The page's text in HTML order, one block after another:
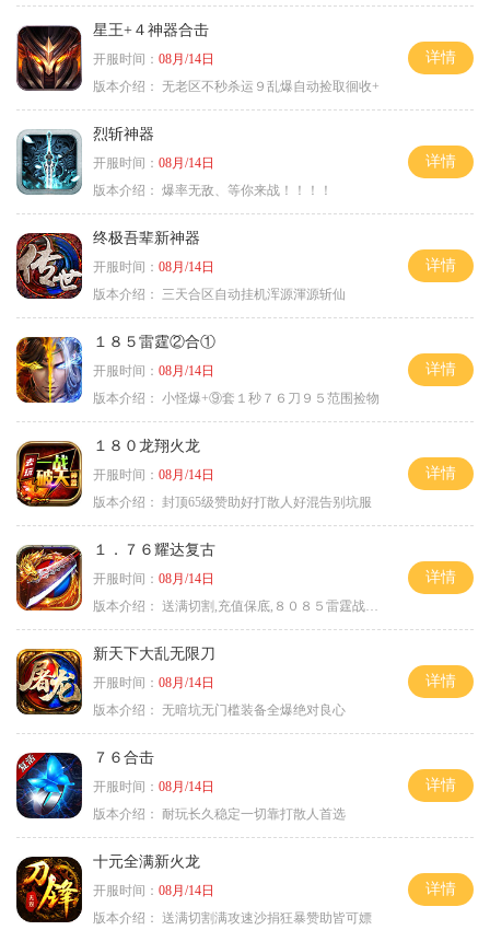
星王+４神器合击
开服时间： 08月/14日
版本介绍： 无老区不秒杀运９乱爆自动捡取徊收+
详情
烈斩神器
开服时间： 08月/14日
版本介绍： 爆率无敌、等你来战！！！！
详情
终极吾辈新神器
开服时间： 08月/14日
版本介绍：
三天合区自动挂机浑源渾源斩仙
详情
１８５雷霆②合①
开服时间： 08月/14日
版本介绍： 小怪爆+⑨套１秒７６刀９５范围捡物
详情
１８０龙翔火龙
开服时间： 08月/14日
版本介绍： 封顶65级赞助好打散人好混告别坑服
详情
１．７６耀达复古
开服时间： 08月/14日
版本介绍： 送满切割,充值保底,８０８５雷霆战神微变
详情
新天下大乱无限刀
开服时间： 08月/14日
版本介绍： 无暗坑无门槛装备全爆绝对良心
详情
７６合击
开服时间： 08月/14日
版本介绍： 耐玩长久稳定一切靠打散人首选
详情
十元全满新火龙
开服时间： 08月/14日
版本介绍： 送满切割满攻速沙捐狂暴赞助皆可嫖
详情